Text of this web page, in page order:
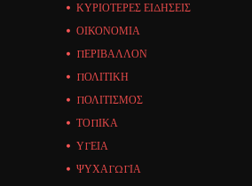
ΚΥΡΙΟΤΕΡΕΣ ΕΙΔΗΣΕΙΣ
ΟΙΚΟΝΟΜΙΑ
ΠΕΡΙΒΑΛΛΟΝ
ΠΟΛΙΤΙΚΗ
ΠΟΛΙΤΙΣΜΟΣ
ΤΟΠΙΚΑ
ΥΓΕΙΑ
ΨΥΧΑΓΩΓΙΑ